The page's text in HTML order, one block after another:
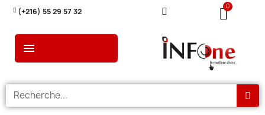
(+216) 55 29 57 32